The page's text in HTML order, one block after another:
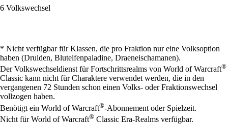
6 Volkswechsel
Available actions
* Nicht verfügbar für Klassen, die pro Fraktion nur eine Volksoption
haben (Druiden, Blutelfenpaladine, Draeneischamanen).
Der Volkswechseldienst für Fortschrittsrealms von World of Warcraft®
Classic kann nicht für Charaktere verwendet werden, die in den
vergangenen 72 Stunden schon einen Volks- oder Fraktionswechsel
vollzogen haben.
Benötigt ein World of Warcraft®-Abonnement oder Spielzeit.
Nicht für World of Warcraft® Classic Era-Realms verfügbar.